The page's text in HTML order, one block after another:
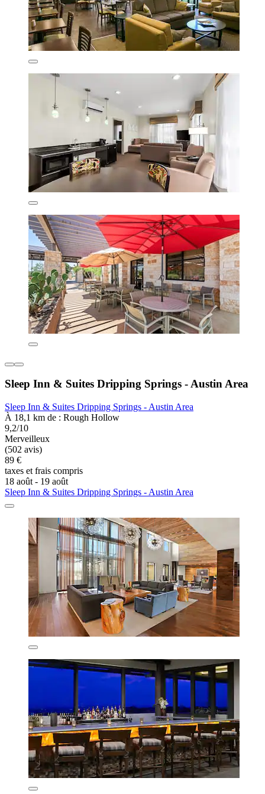
Sleep Inn & Suites Dripping Springs - Austin Area
Sleep Inn & Suites Dripping Springs - Austin Area
À 18,1 km de : Rough Hollow
9,2/10
Merveilleux
(502 avis)
89 €
taxes et frais compris
18 août - 19 août
Sleep Inn & Suites Dripping Springs - Austin Area